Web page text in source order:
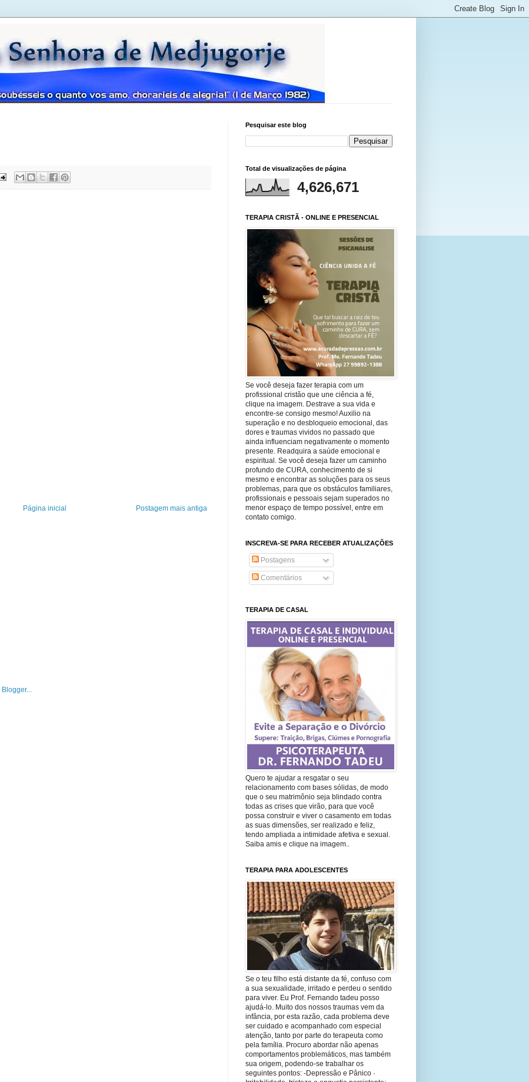
Postagem mais antiga
Página inicial
Pesquisar este blog
Total de visualizações de página
4,626,671
TERAPIA CRISTÃ - ONLINE E PRESENCIAL
Se você deseja fazer terapia com um
profissional cristão que une ciência a fé,
clique na imagem. Destrave a sua vida e
encontre-se consigo mesmo! Auxilio na
superação e no desbloqueio emocional, das
dores e traumas vividos no passado que
ainda influenciam negativamente o momento
presente. Readquira a saúde emocional e
espiritual. Se você deseja fazer um caminho
profundo de CURA, conhecimento de si
mesmo e encontrar as soluções para os seus
problemas, para que os obstáculos familiares,
profissionais e pessoais sejam superados no
menor espaço de tempo possível, entre em
contato comigo.
INSCREVA-SE PARA RECEBER ATUALIZAÇÕES
Postagens
Comentários
TERAPIA DE CASAL
Quero te ajudar a resgatar o seu
relacionamento com bases sólidas, de modo
que o seu matrimônio seja blindado contra
todas as crises que virão, para que você
possa construir e viver o casamento em todas
as suas dimensões, ser realizado e feliz,
tendo ampliada a intimidade afetiva e sexual.
Saiba amis e clique na imagem..
TERAPIA PARA ADOLESCENTES
Se o teu filho está distante da fé, confuso com
a sua sexualidade, irritado e perdeu o sentido
para viver. Eu Prof. Fernando tadeu posso
ajudá-lo. Muito dos nossos traumas vem da
infância, por esta razão, cada problema deve
ser cuidado e acompanhado com especial
atenção, tanto por parte do terapeuta como
pela família. Procuro abordar não apenas
comportamentos problemáticos, mas também
sua origem, podendo-se trabalhar os
seguintes pontos: -Depressão e Pânico ·